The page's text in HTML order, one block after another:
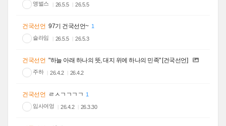
앵벌스
26.5.5 26.5.5
건국선언 97기 건국선언~ 1
슬라임
26.5.5 26.5.3
건국선언 "하늘 아래 하나의 뜻, 대지 위에 하나의 민족" [건국선언]
주하 26.4.2 26.4.2
건국선언 ㄹㅅㄱㄱㄱㄱ 1
임사여엉
26.4.2 26.3.30